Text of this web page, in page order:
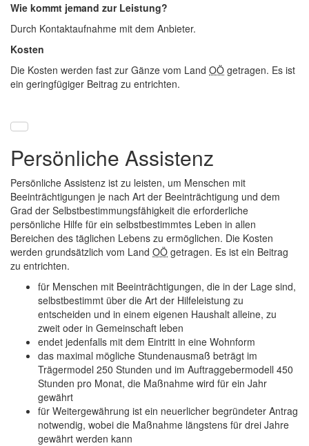
Wie kommt jemand zur Leistung?
Durch Kontaktaufnahme mit dem Anbieter.
Kosten
Die Kosten werden fast zur Gänze vom Land OÖ getragen. Es ist
ein geringfügiger Beitrag zu entrichten.
Persönliche Assistenz
Persönliche Assistenz ist zu leisten, um Menschen mit
Beeinträchtigungen je nach Art der Beeinträchtigung und dem
Grad der Selbstbestimmungsfähigkeit die erforderliche
persönliche Hilfe für ein selbstbestimmtes Leben in allen
Bereichen des täglichen Lebens zu ermöglichen. Die Kosten
werden grundsätzlich vom Land OÖ getragen. Es ist ein Beitrag
zu entrichten.
für Menschen mit Beeinträchtigungen, die in der Lage sind,
selbstbestimmt über die Art der Hilfeleistung zu
entscheiden und in einem eigenen Haushalt alleine, zu
zweit oder in Gemeinschaft leben
endet jedenfalls mit dem Eintritt in eine Wohnform
das maximal mögliche Stundenausmaß beträgt im
Trägermodel 250 Stunden und im Auftraggebermodell 450
Stunden pro Monat, die Maßnahme wird für ein Jahr
gewährt
für Weitergewährung ist ein neuerlicher begründeter Antrag
notwendig, wobei die Maßnahme längstens für drei Jahre
gewährt werden kann